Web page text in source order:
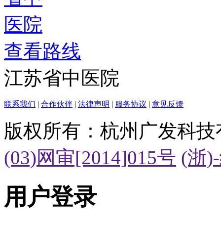
查看路线
江苏省中医院
联系我们 | 合作伙伴 | 法律声明 | 服务协议 | 意见反馈
版权所有：杭州广发科
(03)网审[2014]015号 (浙
用户登录